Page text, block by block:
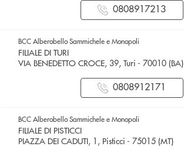
0808917213
BCC Alberobello Sammichele e Monopoli
FILIALE DI TURI
VIA BENEDETTO CROCE, 39, Turi - 70010 (BA)
0808912171
BCC Alberobello Sammichele e Monopoli
FILIALE DI PISTICCI
PIAZZA DEI CADUTI, 1, Pisticci - 75015 (MT)